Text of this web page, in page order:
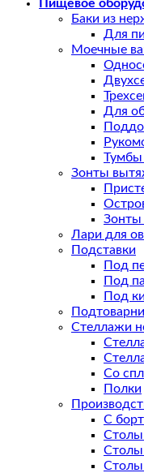
Пищевое
Баки из
Для
Моечные
Для
Тумбы
Зонты
Зонты
Лари для
Подставки
Под
Под
Под
Стеллажи
Со
Полки
С
Столы
Столы